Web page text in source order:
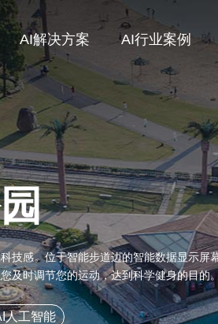
AI解决方案 AI行业案例
技感。位于智能步道边的智能数据显示屏
及时调节您的运动，达到科学健身的目的。
人工智能